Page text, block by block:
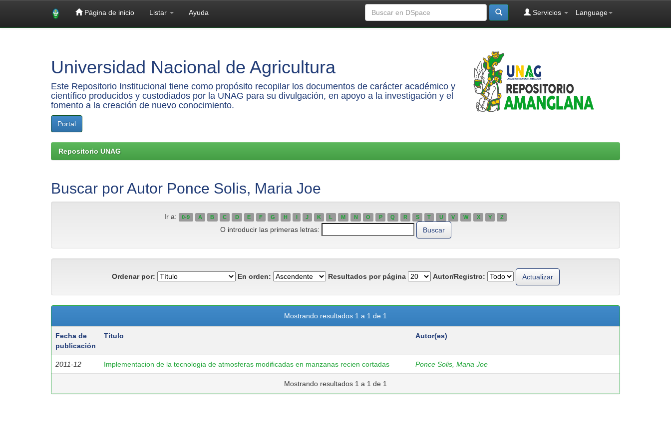
Página de inicio Listar Ayuda Language
Servicios
Universidad Nacional de Agricultura
Este Repositorio Institucional tiene como propósito recopilar los documentos de carácter académico y
científico producidos y custodiados por la UNAG para su divulgación, en apoyo a la investigación y el
fomento a la creación de nuevo conocimiento.
Portal
Repositorio UNAG
Buscar por Autor Ponce Solis, Maria Joe
Ir a: 0-9 A B C D E F G H I J K L M N O P Q R S T U V W X Y Z
O introducir las primeras letras:
Ordenar por: En orden: Resultados por página Autor/Registro:
Mostrando resultados 1 a 1 de 1
Fecha de
publicación
Título Autor(es)
2011-12 Implementacion de la tecnologia de atmosferas modificadas en manzanas recien cortadas Ponce Solis, Maria Joe
Mostrando resultados 1 a 1 de 1